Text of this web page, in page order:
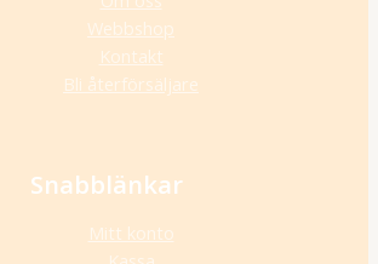
Webbshop
Kontakt
Bli återförsäljare
Snabblänkar
Mitt konto